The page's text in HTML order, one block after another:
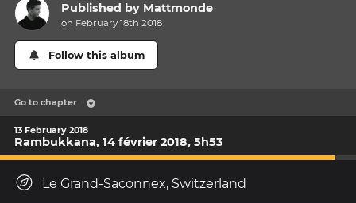
Published by Mattmonde
on February 18th 2018
Follow this album
Go to chapter
13 February 2018
Rambukkana, 14 février 2018, 5h53
Le Grand-Saconnex, Switzerland